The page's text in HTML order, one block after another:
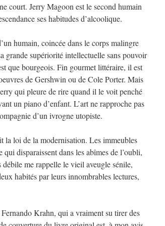
court. Jerry Magoon est le second humain
ses habitudes d’alcoolique.
humain, coincée dans le corps malingre
grande supériorité intellectuelle sans pouvoir
que bourgeois. Fin gourmet littéraire, il est
de Gershwin ou de Cole Porter. Mais
qui pleure de rire quand il le voit penché
un piano d’enfant. L’art ne rapproche pas
d’un ivrogne utopiste.
la loi de la modernisation. Les immeubles
disparaissent dans les abîmes de l’oubli,
me rappelle le vieil aveugle sénile,
habités par leurs innombrables lectures,
Krahn, qui a vraiment su tirer des